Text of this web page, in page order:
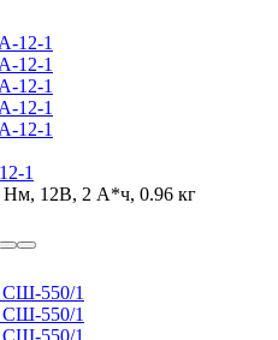
1
Нм, 12В, 2 А*ч, 0.96 кг